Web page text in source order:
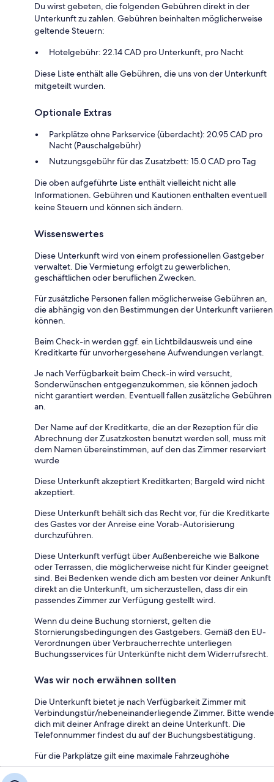
Du wirst gebeten, die folgenden Gebühren direkt in der
Unterkunft zu zahlen. Gebühren beinhalten möglicherweise
geltende Steuern:
Hotelgebühr: 22.14 CAD pro Unterkunft, pro Nacht
Diese Liste enthält alle Gebühren, die uns von der Unterkunft
mitgeteilt wurden.
Optionale Extras
Parkplätze ohne Parkservice (überdacht): 20.95 CAD pro
Nacht (Pauschalgebühr)
Nutzungsgebühr für das Zusatzbett: 15.0 CAD pro Tag
Die oben aufgeführte Liste enthält vielleicht nicht alle
Informationen. Gebühren und Kautionen enthalten eventuell
keine Steuern und können sich ändern.
Wissenswertes
Diese Unterkunft wird von einem professionellen Gastgeber
verwaltet. Die Vermietung erfolgt zu gewerblichen,
geschäftlichen oder beruflichen Zwecken.
Für zusätzliche Personen fallen möglicherweise Gebühren an,
die abhängig von den Bestimmungen der Unterkunft variieren
können.
Beim Check-in werden ggf. ein Lichtbildausweis und eine
Kreditkarte für unvorhergesehene Aufwendungen verlangt.
Je nach Verfügbarkeit beim Check-in wird versucht,
Sonderwünschen entgegenzukommen, sie können jedoch
nicht garantiert werden. Eventuell fallen zusätzliche Gebühren
an.
Der Name auf der Kreditkarte, die an der Rezeption für die
Abrechnung der Zusatzkosten benutzt werden soll, muss mit
dem Namen übereinstimmen, auf den das Zimmer reserviert
wurde
Diese Unterkunft akzeptiert Kreditkarten; Bargeld wird nicht
akzeptiert.
Diese Unterkunft behält sich das Recht vor, für die Kreditkarte
des Gastes vor der Anreise eine Vorab-Autorisierung
durchzuführen.
Diese Unterkunft verfügt über Außenbereiche wie Balkone
oder Terrassen, die möglicherweise nicht für Kinder geeignet
sind. Bei Bedenken wende dich am besten vor deiner Ankunft
direkt an die Unterkunft, um sicherzustellen, dass dir ein
passendes Zimmer zur Verfügung gestellt wird.
Wenn du deine Buchung stornierst, gelten die
Stornierungsbedingungen des Gastgebers. Gemäß den EU-
Verordnungen über Verbraucherrechte unterliegen
Buchungsservices für Unterkünfte nicht dem Widerrufsrecht.
Was wir noch erwähnen sollten
Die Unterkunft bietet je nach Verfügbarkeit Zimmer mit
Verbindungstür/nebeneinanderliegende Zimmer. Bitte wende
dich mit deiner Anfrage direkt an deine Unterkunft. Die
Telefonnummer findest du auf der Buchungsbestätigung.
Für die Parkplätze gilt eine maximale Fahrzeughöhe